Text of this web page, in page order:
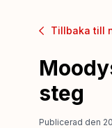
Tillbaka till
steg
Publicerad den